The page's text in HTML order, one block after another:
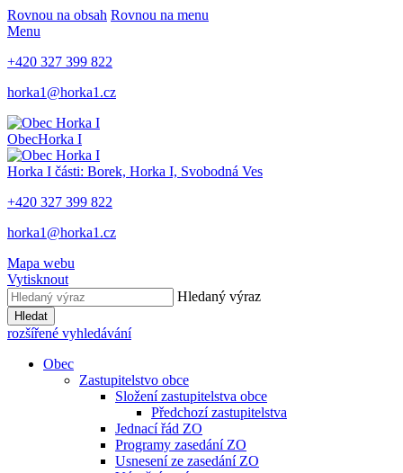
Rovnou na obsah Rovnou na menu
Menu
+420 327 399 822
horka1@horka1.cz
ObecHorka I
Horka I části: Borek, Horka I, Svobodná Ves
+420 327 399 822
horka1@horka1.cz
Mapa webu
Vytisknout
Hledaný výraz
Hledat
rozšířené vyhledávání
Obec
Zastupitelstvo obce
Složení zastupitelstva obce
Předchozí zastupitelstva
Jednací řád ZO
Programy zasedání ZO
Usnesení ze zasedání ZO